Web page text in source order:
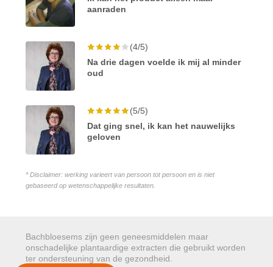
aanraden
(4/5)
Na drie dagen voelde ik mij al minder
oud
(5/5)
Dat ging snel, ik kan het nauwelijks
geloven
* Disclaimer: werking varieert van persoon tot persoon en is niet
gebaseerd op wetenschappelijke resultaten.
Bachbloesems zijn geen geneesmiddelen maar
onschadelijke plantaardige extracten die gebruikt worden
ter ondersteuning van de gezondheid.